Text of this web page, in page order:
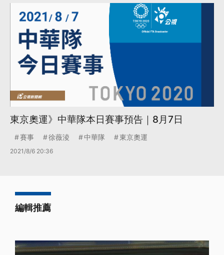
東京奧運》中華隊本日賽事預告｜8月7日
賽事 徐薇淩 中華隊 東京奧運
2021/8/6 20:36
編輯推薦